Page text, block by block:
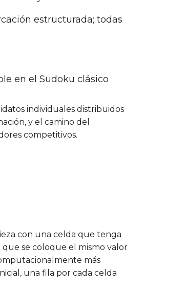
estructurada; todas
en el Sudoku clásico
individuales distribuidos
y el camino del
competitivos.
con una celda que tenga
que se coloque el mismo valor
más
una fila por cada celda